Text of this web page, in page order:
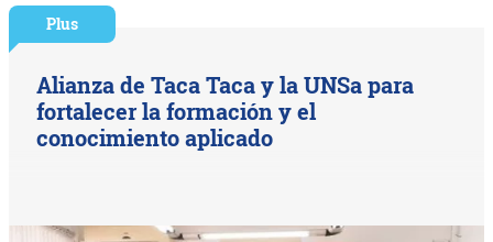
Plus
Alianza de Taca Taca y la UNSa para
fortalecer la formación y el
conocimiento aplicado